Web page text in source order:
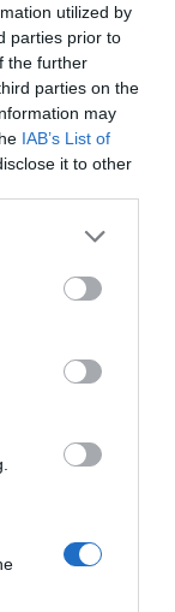
utilized by
parties prior to
the further
parties on the
may
IAB’s List of
it to other
preferida
de actualidad.